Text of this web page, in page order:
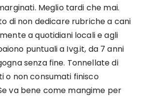
Meglio tardi che mai.
di non dedicare rubriche a cani
a quotidiani locali e agli
puntuali a Ivg.it, da 7 anni
senza fine. Tonnellate di
o non consumati finisco
va bene come mangime per